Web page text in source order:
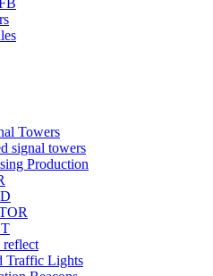
Towers
signal towers
Production
Traffic Lights